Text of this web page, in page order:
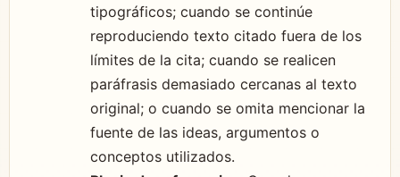
tipográficos; cuando se continúe
reproduciendo texto citado fuera de los
límites de la cita; cuando se realicen
paráfrasis demasiado cercanas al texto
original; o cuando se omita mencionar la
fuente de las ideas, argumentos o
conceptos utilizados.